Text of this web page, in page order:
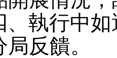
、執行中
反饋。